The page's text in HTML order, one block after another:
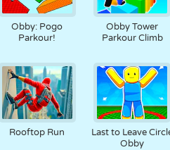
Obby: Pogo
Parkour!
Obby Tower
Parkour Climb
Rooftop Run
Last to Leave
Obby